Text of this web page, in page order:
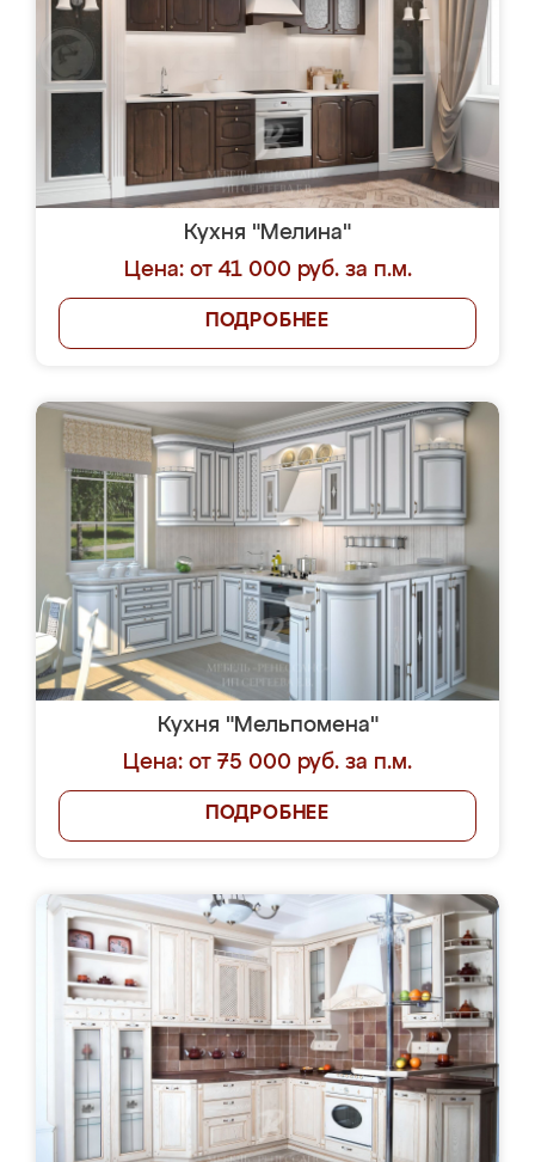
Кухня "Мелина"
Цена: от 41 000 руб. за п.м.
ПОДРОБНЕЕ
Кухня "Мельпомена"
Цена: от 75 000 руб. за п.м.
ПОДРОБНЕЕ